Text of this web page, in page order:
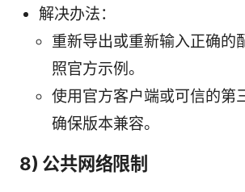
解决办法：
重新导出或重新输入正确的
照官方示例。
使用官方客户端或可信的第
确保版本兼容。
8) 公共网络限制